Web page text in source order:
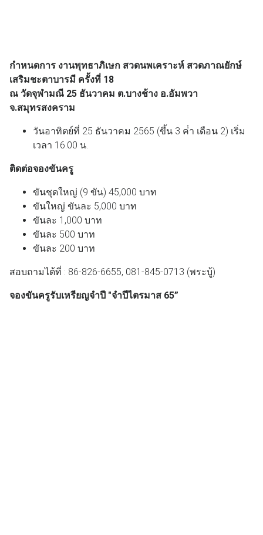
กำหนดการ งานพุทธาภิเษก สวดนพเคราะห์ สวดภาณยักษ์
เสริมชะตาบารมี ครั้งที่ 18
ณ วัดจุฬามณี 25 ธันวาคม ต.บางช้าง อ.อัมพวา
จ.สมุทรสงคราม
วันอาทิตย์ที่ 25 ธันวาคม 2565 (ขึ้น 3 ค่ํา เดือน 2) เริ่ม
เวลา 16.00 น.
ติดต่อจองขันครู
ขันชุดใหญ่ (9 ขัน) 45,000 บาท
ขันใหญ่ ขันละ 5,000 บาท
ขันละ 1,000 บาท
ขันละ 500 บาท
ขันละ 200 บาท
สอบถามได้ที่ : 86-826-6655, 081-845-0713 (พระบู้)
จองขันครูรับเหรียญจำปี "จำปีไตรมาส 65”